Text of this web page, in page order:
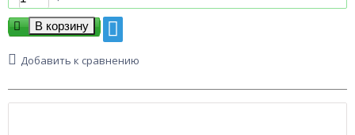
Добавить к сравнению